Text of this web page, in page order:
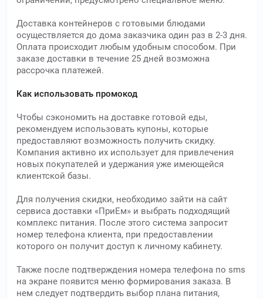
Доставка контейнеров с готовыми блюдами
осуществляется до дома заказчика один раз в 2-3 дня.
Оплата происходит любым удобным способом. При
заказе доставки в течение 25 дней возможна
рассрочка платежей.
Как использовать промокод
Чтобы сэкономить на доставке готовой еды,
рекомендуем использовать купоны, которые
предоставляют возможность получить скидку.
Компания активно их использует для привлечения
новых покупателей и удержания уже имеющейся
клиентской базы.
Для получения скидки, необходимо зайти на сайт
сервиса доставки «ПриЕм» и выбрать подходящий
комплекс питания. После этого система запросит
номер телефона клиента, при предоставлении
которого он получит доступ к личному кабинету.
Также после подтверждения номера телефона по sms
на экране появится меню формирования заказа. В
нем следует подтвердить выбор плана питания,